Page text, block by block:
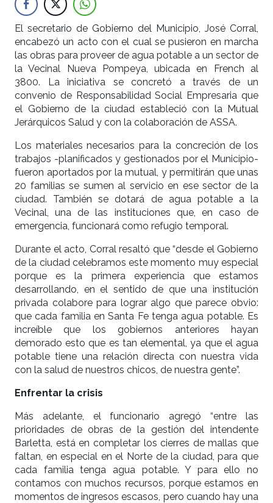
El secretario de Gobierno del Municipio, José Corral,
encabezó un acto con el cual se pusieron en marcha
las obras para proveer de agua potable a un sector de
la Vecinal Nueva Pompeya, ubicada en French al
3800. La iniciativa se concretó a través de un
convenio de Responsabilidad Social Empresaria que
el Gobierno de la ciudad estableció con la Mutual
Jerárquicos Salud y con la colaboración de ASSA.
Los materiales necesarios para la concreción de los
trabajos -planificados y gestionados por el Municipio-
fueron aportados por la mutual, y permitirán que unas
20 familias se sumen al servicio en ese sector de la
ciudad. También se dotará de agua potable a la
Vecinal, una de las instituciones que, en caso de
emergencia, funcionará como refugio temporal.
Durante el acto, Corral resaltó que “desde el Gobierno
de la ciudad celebramos este momento muy especial
porque es la primera experiencia que estamos
desarrollando, en el sentido de que una institución
privada colabore para lograr algo que parece obvio:
que cada familia en Santa Fe tenga agua potable. Es
increíble que los gobiernos anteriores hayan
demorado esto que es tan elemental, ya que el agua
potable tiene una relación directa con nuestra vida
con la salud de nuestros chicos, de nuestra gente”.
Enfrentar la crisis
Más adelante, el funcionario agregó “entre las
prioridades de obras de la gestión del intendente
Barletta, está en completar los cierres de mallas que
faltan, en especial en el Norte de la ciudad, para que
cada familia tenga agua potable. Y para ello no
contamos con muchos recursos, porque estamos en
momentos de ingresos escasos, pero cuando hay una